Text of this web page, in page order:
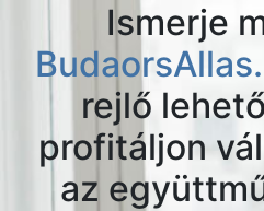
Ismerje
rejlő
profitáljon
az